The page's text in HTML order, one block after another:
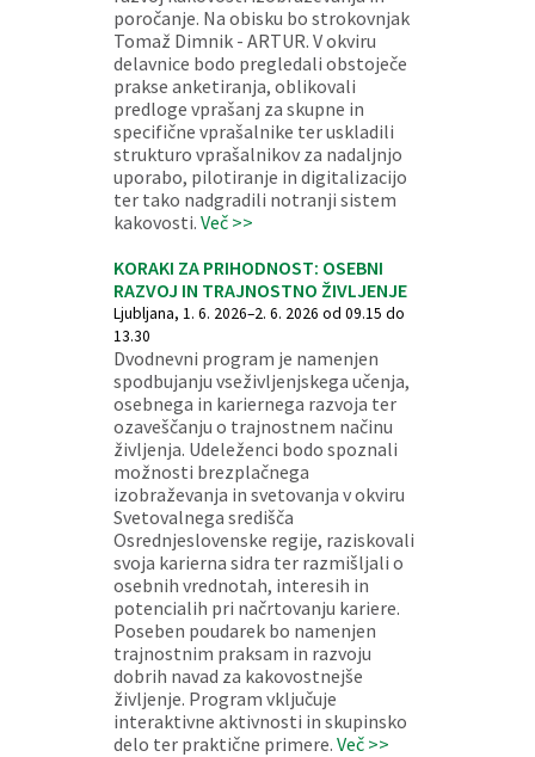
poročanje. Na obisku bo strokovnjak
Tomaž Dimnik - ARTUR. V okviru
delavnice bodo pregledali obstoječe
prakse anketiranja, oblikovali
predloge vprašanj za skupne in
specifične vprašalnike ter uskladili
strukturo vprašalnikov za nadaljnjo
uporabo, pilotiranje in digitalizacijo
ter tako nadgradili notranji sistem
kakovosti. Več >>
KORAKI ZA PRIHODNOST: OSEBNI
RAZVOJ IN TRAJNOSTNO ŽIVLJENJE
Ljubljana, 1. 6. 2026–2. 6. 2026 od 09.15 do
13.30
Dvodnevni program je namenjen
spodbujanju vseživljenjskega učenja,
osebnega in kariernega razvoja ter
ozaveščanju o trajnostnem načinu
življenja. Udeleženci bodo spoznali
možnosti brezplačnega
izobraževanja in svetovanja v okviru
Svetovalnega središča
Osrednjeslovenske regije, raziskovali
svoja karierna sidra ter razmišljali o
osebnih vrednotah, interesih in
potencialih pri načrtovanju kariere.
Poseben poudarek bo namenjen
trajnostnim praksam in razvoju
dobrih navad za kakovostnejše
življenje. Program vključuje
interaktivne aktivnosti in skupinsko
delo ter praktične primere. Več >>